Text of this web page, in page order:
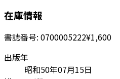
在庫情報
書誌番号: 0700005222¥1,600
出版年
昭和50年07月15日